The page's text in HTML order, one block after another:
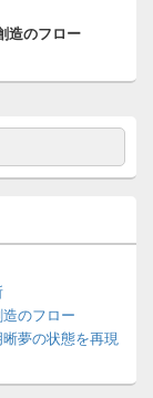
造のフロー
のフロー
夢の状態を再現